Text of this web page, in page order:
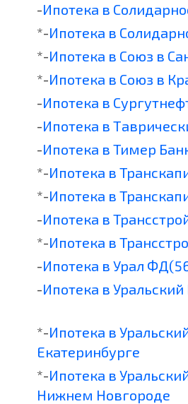
-Ипотека в
*-Ипотека в
*-Ипотека в Союз в
*-Ипотека в Союз в
-Ипотека в
-Ипотека в
-Ипотека в Тимер
*-Ипотека в
*-Ипотека в
-Ипотека в
*-Ипотека в
-Ипотека в Урал
-Ипотека в
*-Ипотека в
Екатеринбурге
*-Ипотека в
Нижнем Новгороде